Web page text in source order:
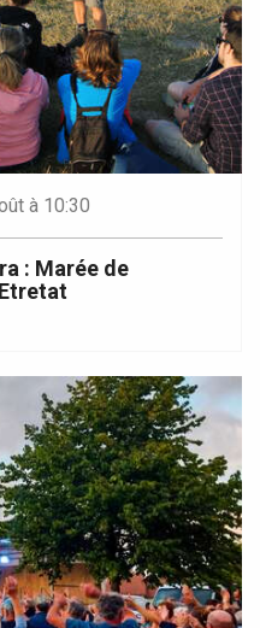
à 10:30
: Marée de